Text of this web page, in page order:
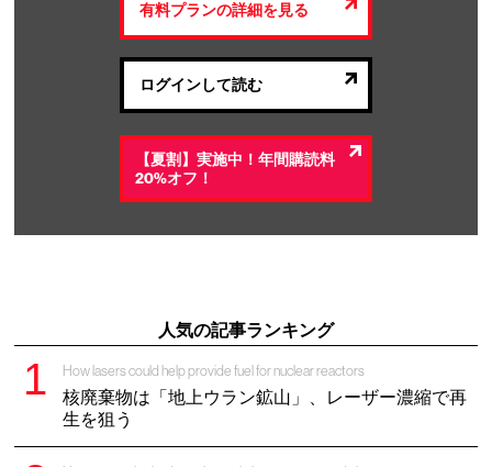
有料プランの詳細を見る
ログインして読む
【夏割】実施中！年間購読料
20%オフ！
人気の記事ランキング
How lasers could help provide fuel for nuclear reactors
核廃棄物は「地上ウラン鉱山」、レーザー濃縮で再
生を狙う